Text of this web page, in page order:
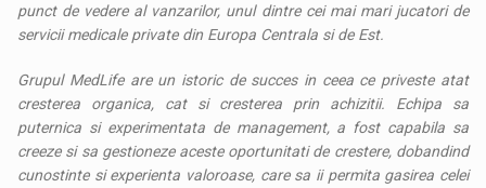
punct de vedere al vanzarilor, unul dintre cei mai mari jucatori de
servicii medicale private din Europa Centrala si de Est.
Grupul MedLife are un istoric de succes in ceea ce priveste atat
cresterea organica, cat si cresterea prin achizitii. Echipa sa
puternica si experimentata de management, a fost capabila sa
creeze si sa gestioneze aceste oportunitati de crestere, dobandind
cunostinte si experienta valoroase, care sa ii permita gasirea celei